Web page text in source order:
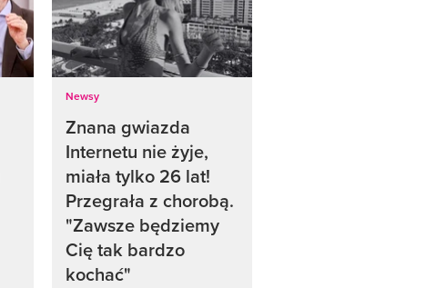
Newsy
Znana gwiazda
Internetu nie żyje,
miała tylko 26 lat!
Przegrała z chorobą.
"Zawsze będziemy
Cię tak bardzo
kochać"